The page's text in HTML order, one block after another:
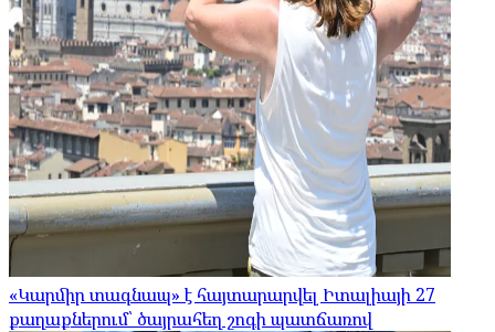
«Կարմիր տագնապ» է հայտարարվել Իտալիայի 27
քաղաքներում՝ ծայրահեղ շոգի պատճառով